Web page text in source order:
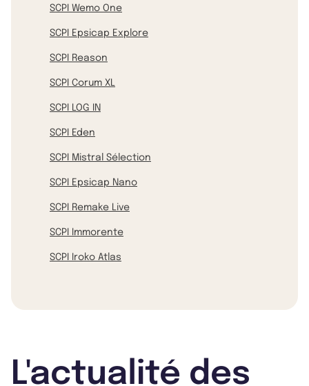
SCPI Wemo One
SCPI Epsicap Explore
SCPI Reason
SCPI Corum XL
SCPI LOG IN
SCPI Eden
SCPI Mistral Sélection
SCPI Epsicap Nano
SCPI Remake Live
SCPI Immorente
SCPI Iroko Atlas
L'actualité des